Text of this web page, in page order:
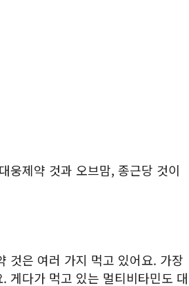
웅제약 것과 오브맘, 종근당 것이
것은 여러 가지 먹고 있어요. 가장
게다가 먹고 있는 멀티비타민도 대